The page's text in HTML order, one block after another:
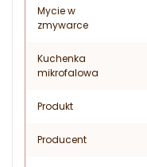
Mycie w
zmywarce
Kuchenka
mikrofalowa
Produkt
Producent